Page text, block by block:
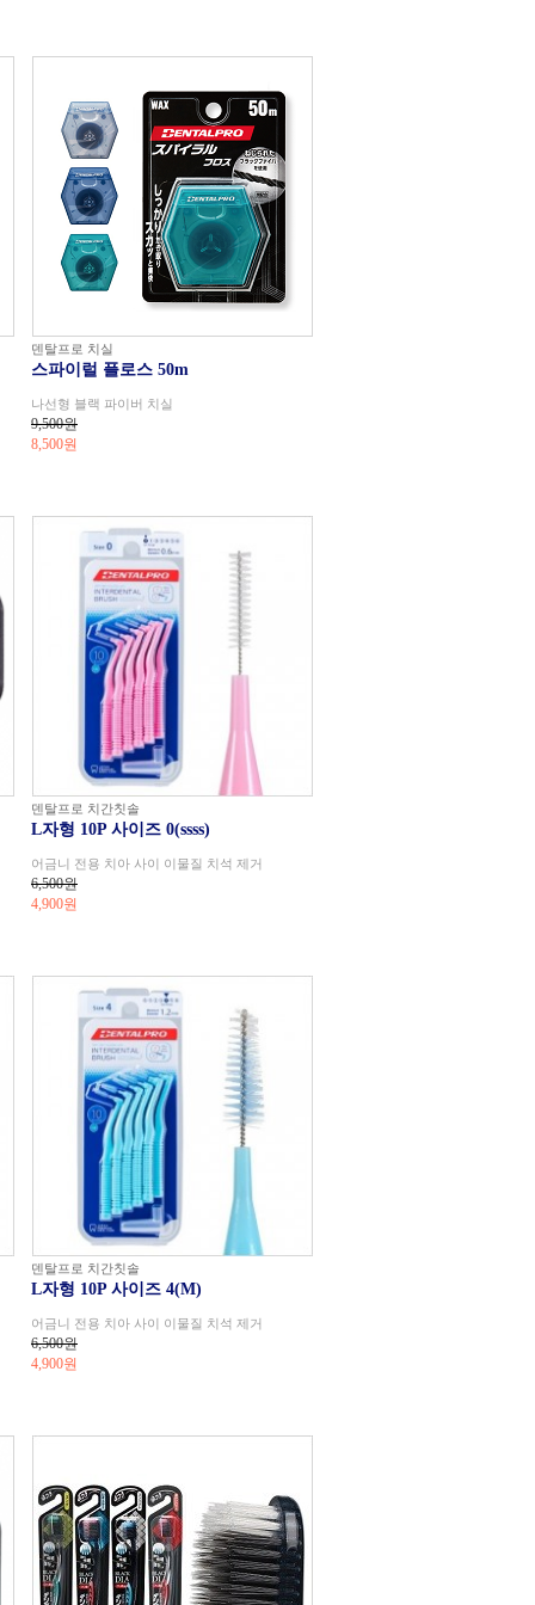
덴탈프로 치실
스파이럴 플로스 50m
나선형 블랙 파이버 치실
9,500원
8,500원
덴탈프로 치간칫솔
L자형 10P 사이즈 0(ssss)
어금니 전용 치아 사이 이물질 치석 제거
6,500원
4,900원
덴탈프로 치간칫솔
L자형 10P 사이즈 4(M)
어금니 전용 치아 사이 이물질 치석 제거
6,500원
4,900원